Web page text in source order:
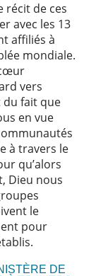
récit de ces
avec les 13
affiliés à
mondiale.
vers
du fait que
en vue
à travers le
qu’alors
Dieu nous
le
pour
DE